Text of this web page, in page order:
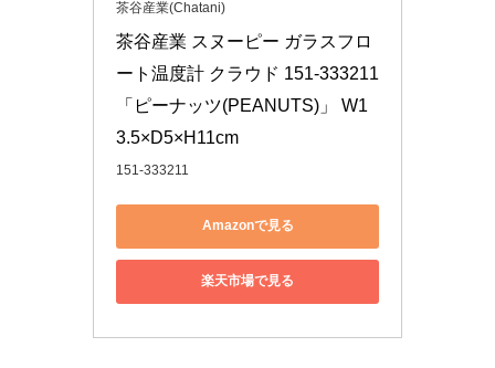
茶谷産業(Chatani)
茶谷産業 スヌーピー ガラスフロ
ート温度計 クラウド 151-333211
「ピーナッツ(PEANUTS)」 W1
3.5×D5×H11cm
151-333211
Amazonで見る
楽天市場で見る